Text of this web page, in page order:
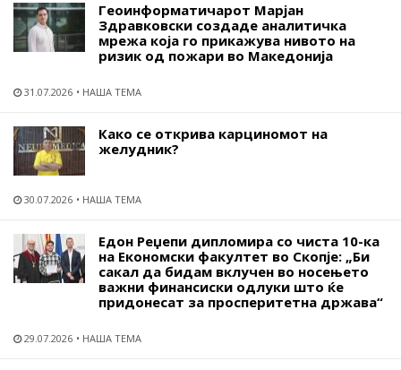
Геоинформатичарот Марјан
Здравковски создаде аналитичка
мрежа која го прикажува нивото на
ризик од пожари во Македонија
31.07.2026 НАША ТЕМА
Како се открива карциномот на
желудник?
30.07.2026 НАША ТЕМА
Едон Реџепи дипломира со чиста 10-ка
на Економски факултет во Скопје: „Би
сакал да бидам вклучен во носењето
важни финансиски одлуки што ќе
придонесат за просперитетна држава“
29.07.2026 НАША ТЕМА